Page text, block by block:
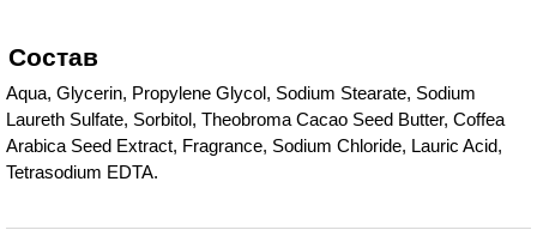
Состав
Aqua, Glycerin, Propylene Glycol, Sodium Stearate, Sodium
Laureth Sulfate, Sorbitol, Theobroma Cacao Seed Butter, Coffea
Arabica Seed Extract, Fragrance, Sodium Chloride, Lauric Acid,
Tetrasodium EDTA.